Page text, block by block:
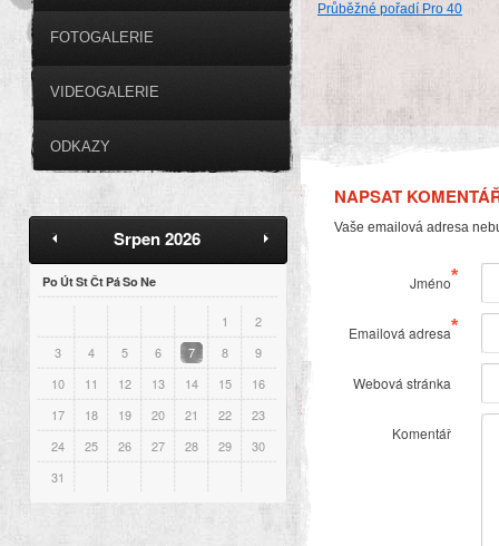
Průběžné pořadí Pro 40
NAPSAT
Vaše emailová adresa
Jméno*
Emailová adresa*
Webová stránka
Komentář
FOTOGALERIE
VIDEOGALERIE
ODKAZY
Srpen 2026
PoÚtStČtPáSoNe
1
2
3
4 5 6 7 8
9
10
11 12 13 14 15
16
17
18 19 20 21 22
23
24
25 26 27 28 29
30
31